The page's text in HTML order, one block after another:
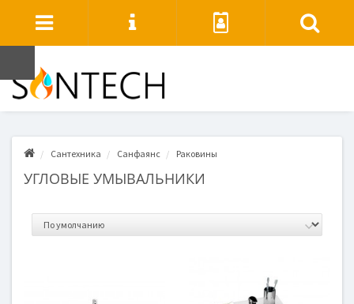
Сантехника Санфаянс Раковины
УГЛОВЫЕ УМЫВАЛЬНИКИ